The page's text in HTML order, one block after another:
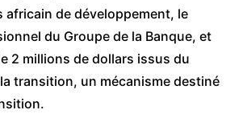
africain de développement, le
du Groupe de la Banque, et
2 millions de dollars issus du
la transition, un mécanisme destiné